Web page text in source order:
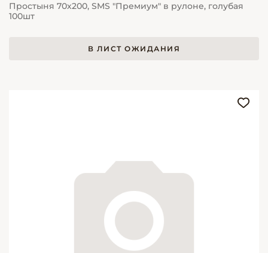
Простыня 70х200, SMS "Премиум" в рулоне, голубая
100шт
В ЛИСТ ОЖИДАНИЯ